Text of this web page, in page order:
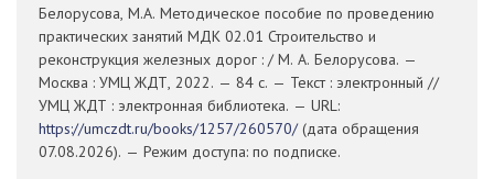
Белорусова, М.А. Методическое пособие по проведению
практических занятий МДК 02.01 Строительство и
реконструкция железных дорог : / М. А. Белорусова. —
Москва : УМЦ ЖДТ, 2022. — 84 с. — Текст : электронный //
УМЦ ЖДТ : электронная библиотека. — URL:
https://umczdt.ru/books/1257/260570/(дата обращения
07.08.2026). — Режим доступа: по подписке.